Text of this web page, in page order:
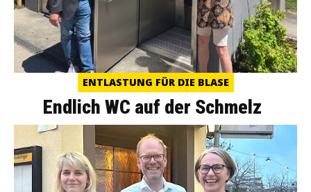
ENTLASTUNG FÜR DIE BLASE
Endlich WC auf der Schmelz